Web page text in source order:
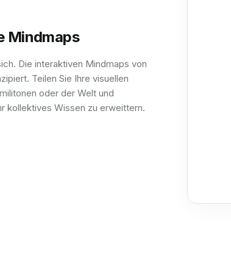
Mindmaps
Die interaktiven Mindmaps von
Teilen Sie Ihre visuellen
oder der Welt und
kollektives Wissen zu erweittern.